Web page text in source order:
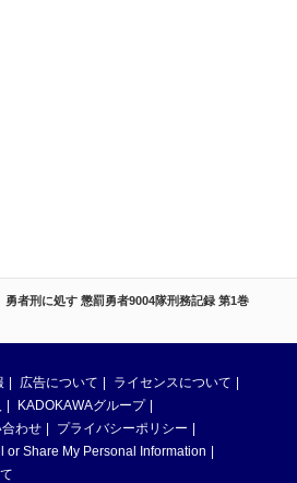
勇者刑に処す 懲罰勇者9004隊刑務記録 第1巻
広告について
ライセンスについて
KADOKAWAグループ
わせ
プライバシーポリシー
or Share My Personal Information